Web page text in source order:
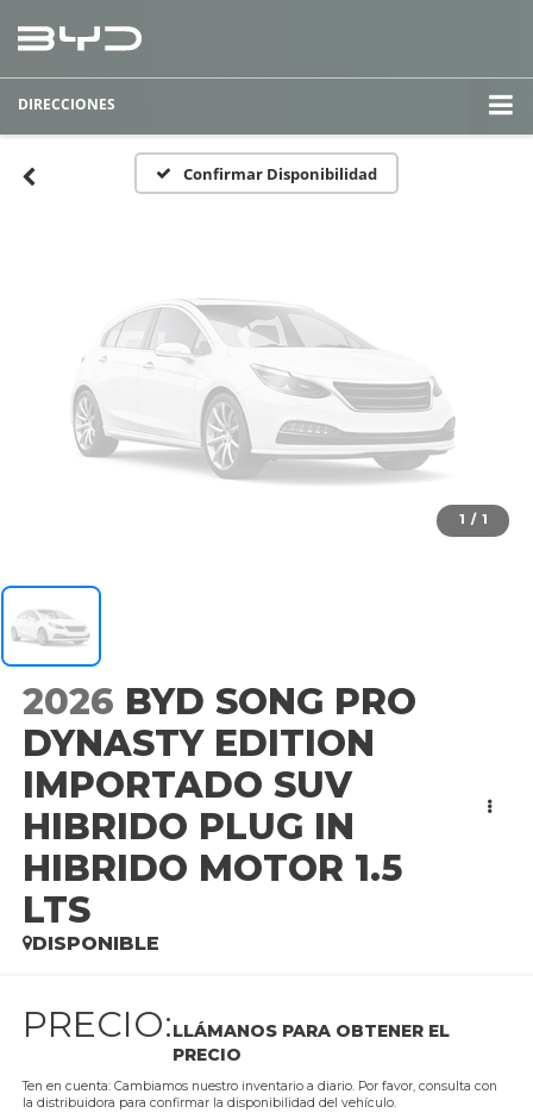
DIRECCIONES
Confirmar Disponibilidad
Por favor, revise luego
1 / 1
2026 BYD SONG PRO
DYNASTY EDITION
IMPORTADO SUV
HIBRIDO PLUG IN
HIBRIDO MOTOR 1.5
LTS
DISPONIBLE
PRECIO:LLÁMANOS PARA OBTENER EL
PRECIO
Ten en cuenta: Cambiamos nuestro inventario a diario. Por favor, consulta con
la distribuidora para confirmar la disponibilidad del vehículo.